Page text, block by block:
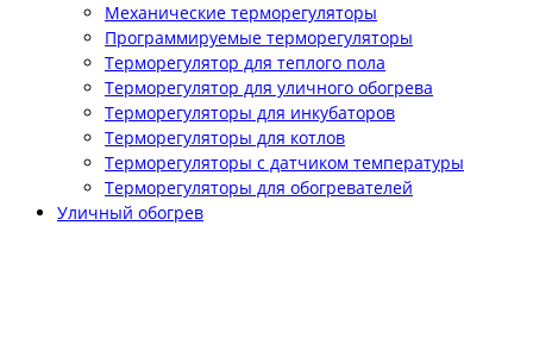
Механические терморегуляторы
Программируемые терморегуляторы
Терморегулятор для теплого пола
Терморегулятор для уличного обогрева
Терморегуляторы для инкубаторов
Терморегуляторы для котлов
Терморегуляторы с датчиком температуры
Терморегуляторы для обогревателей
Уличный обогрев